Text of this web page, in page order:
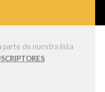
parte de nuestra lista